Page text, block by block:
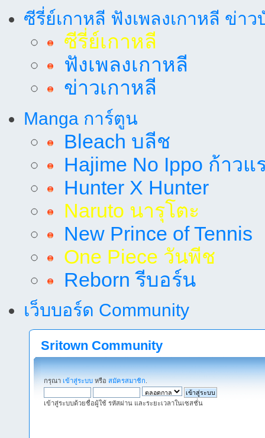
ซีรี่ย์เกาหลี ฟังเพลงเกาหลี ข่าว
ซีรี่ย์เกาหลี
ฟังเพลงเกาหลี
ข่าวเกาหลี
Manga การ์ตูน
Bleach บลีช
Hajime No Ippo ก้าวแ
Hunter X Hunter
Naruto นารุโตะ
New Prince of Tennis
One Piece วันพีช
Reborn รีบอร์น
เว็บบอร์ด Community
Sritown Community
กรุณา เข้าสู่ระบบ หรือ สมัครสมาชิก
เข้าสู่ระบบด้วยชื่อผู้ใช้ รหัสผ่าน และระยะเวลาในเซสชั่น